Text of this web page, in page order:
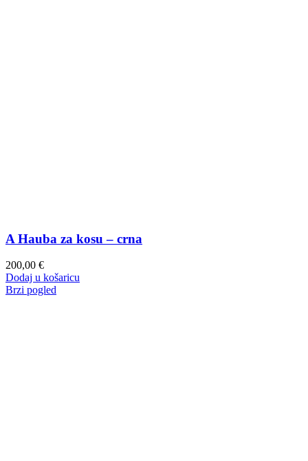
A Hauba za kosu – crna
200,00 €
Dodaj u košaricu
Brzi pogled